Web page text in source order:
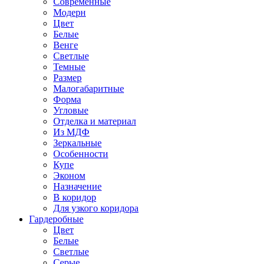
Модерн
Цвет
Белые
Венге
Светлые
Темные
Размер
Малогабаритные
Форма
Угловые
Отделка и материал
Из МДФ
Зеркальные
Особенности
Купе
Эконом
Назначение
В коридор
Для узкого коридора
Гардеробные
Цвет
Белые
Светлые